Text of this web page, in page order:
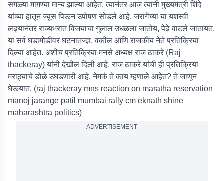
सगळ्या मागण्या मान्य झाल्या आहेत, त्यानंतर आज त्यांनी मुख्यमंत्री शिंदे
यांच्या हातून ज्यूस पिऊन उपोषण सोडले आहे. जरांगेंच्या या यशस्वी
लढ्यानंतर राज्यभरात विजयाचा गुलाल उधळला जातोय, पेढे वाटले जातायत.
या सर्व घडामोडीवर घटनातज्ज्ञ, वकील आणि राजकीय नेते प्रतिक्रिया
दिल्या आहेत. अशीच प्रतिक्रिया मनसे अध्यक्ष राज ठाकरे (Raj
thackeray) यांनी देखील दिली आहे. राज ठाकरे यांची ही प्रतिक्रिया
मराठ्यांचे डोळे उघडणारी आहे. नेमकं ते काय म्हणाले आहेत? ते जाणून
घेऊयात. (raj thackeray mns reaction on maratha reservation
manoj jarange patil mumbai rally cm eknath shine
maharashtra politics)
ADVERTISEMENT